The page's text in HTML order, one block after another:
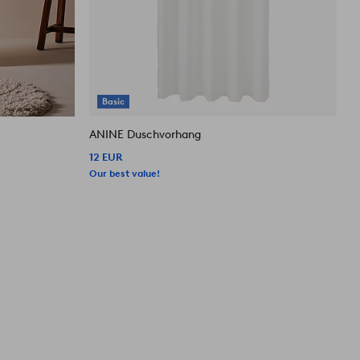
Basic
ANINE Duschvorhang
12 EUR
Our best value!